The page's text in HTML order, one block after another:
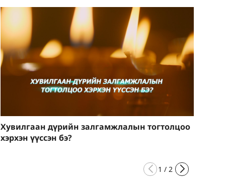
Хувилгаан дүрийн залгамжлалын тогтолцоо
хэрхэн үүссэн бэ?
1 / 2